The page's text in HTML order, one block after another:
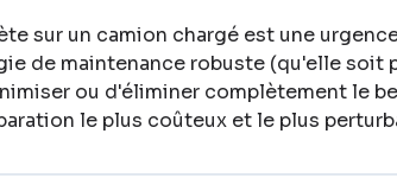
sur un camion chargé est une
de maintenance robuste (qu'elle soit
ou d'éliminer complètement le
le plus coûteux et le plus